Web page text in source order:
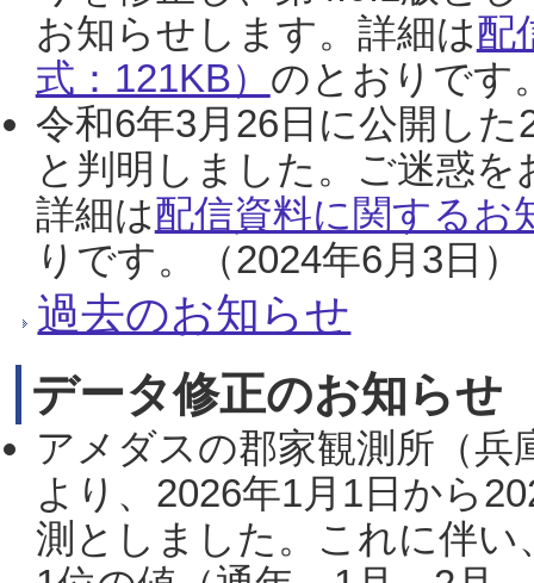
お知らせします。詳細は配
式：121KB） のとおりです
令和6年3月26日に公開し
と判明しました。ご迷惑
詳細は配信資料に関するお
りです。（2024年6月3日）
過去のお知らせ
データ修正のお知らせ
アメダスの郡家観測所（
より、2026年1月1日から
測としました。これに伴い